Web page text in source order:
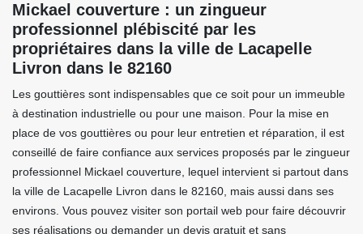
Mickael couverture : un zingueur
professionnel plébiscité par les
propriétaires dans la ville de Lacapelle
Livron dans le 82160
Les gouttières sont indispensables que ce soit pour un immeuble
à destination industrielle ou pour une maison. Pour la mise en
place de vos gouttières ou pour leur entretien et réparation, il est
conseillé de faire confiance aux services proposés par le zingueur
professionnel Mickael couverture, lequel intervient si partout dans
la ville de Lacapelle Livron dans le 82160, mais aussi dans ses
environs. Vous pouvez visiter son portail web pour faire découvrir
ses réalisations ou demander un devis gratuit et sans